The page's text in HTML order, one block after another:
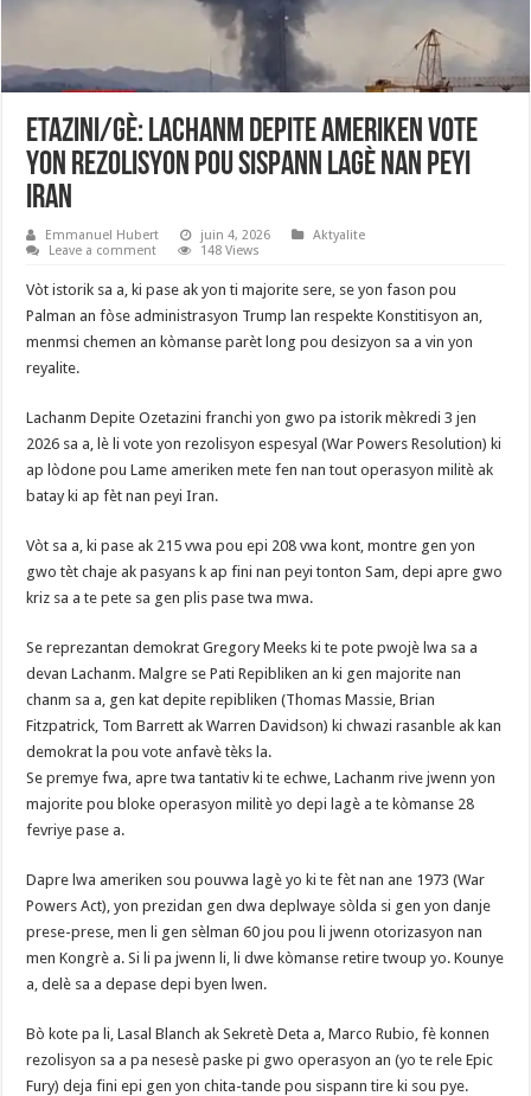
Etazini/Gè: Lachanm Depite ameriken vote
yon rezolisyon pou sispann lagè nan peyi
Iran
Emmanuel Hubert juin 4, 2026
Aktyalite
Leave a comment
148 Views
Vòt istorik sa a, ki pase ak yon ti majorite sere, se yon fason pou
Palman an fòse administrasyon Trump lan respekte Konstitisyon an,
menmsi chemen an kòmanse parèt long pou desizyon sa a vin yon
reyalite.
Lachanm Depite Ozetazini franchi yon gwo pa istorik mèkredi 3 jen
2026 sa a, lè li vote yon rezolisyon espesyal (War Powers Resolution) ki
ap lòdone pou Lame ameriken mete fen nan tout operasyon militè ak
batay ki ap fèt nan peyi Iran.
Vòt sa a, ki pase ak 215 vwa pou epi 208 vwa kont, montre gen yon
gwo tèt chaje ak pasyans k ap fini nan peyi tonton Sam, depi apre gwo
kriz sa a te pete sa gen plis pase twa mwa.
Se reprezantan demokrat Gregory Meeks ki te pote pwojè lwa sa a
devan Lachanm. Malgre se Pati Repibliken an ki gen majorite nan
chanm sa a, gen kat depite repibliken (Thomas Massie, Brian
Fitzpatrick, Tom Barrett ak Warren Davidson) ki chwazi rasanble ak kan
demokrat la pou vote anfavè tèks la.
Se premye fwa, apre twa tantativ ki te echwe, Lachanm rive jwenn yon
majorite pou bloke operasyon militè yo depi lagè a te kòmanse 28
fevriye pase a.
Dapre lwa ameriken sou pouvwa lagè yo ki te fèt nan ane 1973 (War
Powers Act), yon prezidan gen dwa deplwaye sòlda si gen yon danje
prese-prese, men li gen sèlman 60 jou pou li jwenn otorizasyon nan
men Kongrè a. Si li pa jwenn li, li dwe kòmanse retire twoup yo. Kounye
a, delè sa a depase depi byen lwen.
Bò kote pa li, Lasal Blanch ak Sekretè Deta a, Marco Rubio, fè konnen
rezolisyon sa a pa nesesè paske pi gwo operasyon an (yo te rele Epic
Fury) deja fini epi gen yon chita-tande pou sispann tire ki sou pye.